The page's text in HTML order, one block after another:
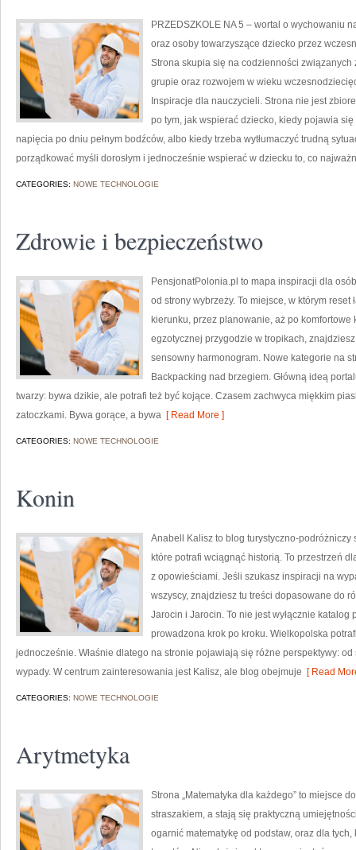
PRZEDSZKOLE NA 5 – wortal o wychowaniu
oraz osoby towarzyszące dziecko przez
Strona skupia się na codzienności
grupie oraz rozwojem w wieku
Inspiracje dla nauczycieli. Strona nie jest
po tym, jak wspierać dziecko, kiedy pojawia
napięcia po dniu pełnym bodźców, albo kiedy trzeba wytłumaczyć trudną
porządkować myśli dorosłym i jednocześnie wspierać w dziecku to, co
CATEGORIES: NOWE TECHNOLOGIE
Zdrowie i bezpieczeństwo
PensjonatPolonia.pl to mapa inspiracji dla
od strony wybrzeży. To miejsce, w którym
kierunku, przez planowanie, aż po komfortowe
egzotycznej przygodzie w tropikach,
sensowny harmonogram. Nowe kategorie na
Backpacking nad brzegiem. Główną ideą
twarzy: bywa dzikie, ale potrafi też być kojące. Czasem zachwyca miękkim
zatoczkami. Bywa gorące, a bywa [ Read More ]
CATEGORIES: NOWE TECHNOLOGIE
Konin
Anabell Kalisz to blog turystyczno-
które potrafi wciągnąć historią. To przestrzeń
z opowieściami. Jeśli szukasz inspiracji na
wszyscy, znajdziesz tu treści dopasowane do
Jarocin i Jarocin. To nie jest wyłącznie
prowadzona krok po kroku. Wielkopolska
jednocześnie. Właśnie dlatego na stronie pojawiają się różne perspektywy:
wypady. W centrum zainteresowania jest Kalisz, ale blog obejmuje [ Read
CATEGORIES: NOWE TECHNOLOGIE
Arytmetyka
Strona „Matematyka dla każdego” to miejsce
straszakiem, a stają się praktyczną
ogarnić matematykę od podstaw, oraz dla